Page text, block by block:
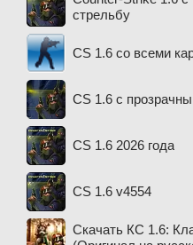
стрельбу
CS 1.6 со всеми
CS 1.6 с
CS 1.6 2026 года
CS 1.6 v4554
Скачать КС 1.6: